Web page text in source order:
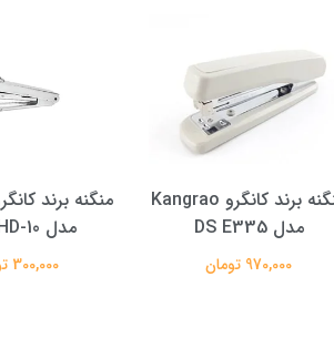
منگنه برند کانگرو Kangrao
مدل DS E335
970,000 تومان
مدل HD-10 فلزی
300,000 تومان